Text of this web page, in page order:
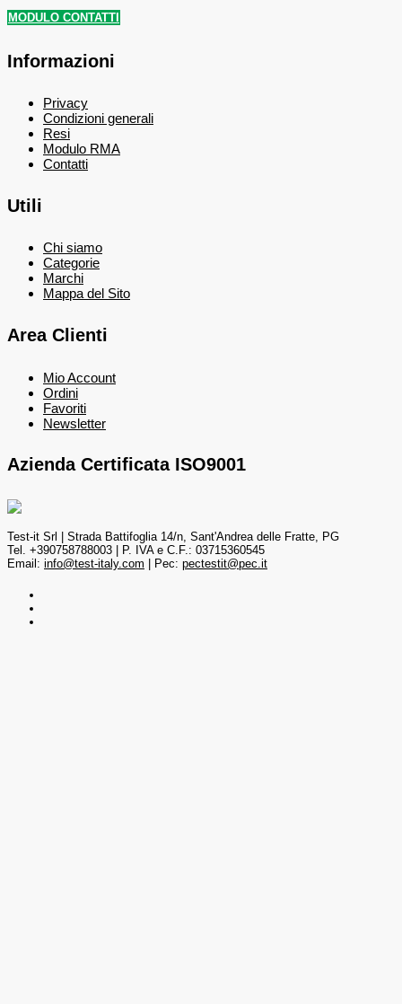
MODULO CONTATTI
Informazioni
Privacy
Condizioni generali
Resi
Modulo RMA
Contatti
Utili
Chi siamo
Categorie
Marchi
Mappa del Sito
Area Clienti
Mio Account
Ordini
Favoriti
Newsletter
Azienda Certificata ISO9001
Test-it Srl | Strada Battifoglia 14/n, Sant'Andrea delle Fratte, PG
Tel. +390758788003 | P. IVA e C.F.: 03715360545
Email: info@test-italy.com | Pec: pectestit@pec.it